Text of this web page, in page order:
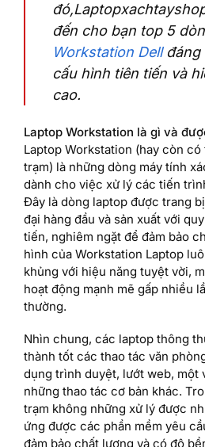
đến cho bạn top 5
Workstation Dellđáng
cấu hình tiên tiến và
cao.
Laptop Workstation là gì và
Laptop Workstation (hay còn
trạm) là những dòng máy tính
dành cho việc xử lý các tiến
Đây là dòng laptop được trang
đại hàng đầu và sản xuất với
tiến, nghiêm ngặt để đảm bảo
hình của Workstation Laptop
khủng với hiệu năng tuyệt vời,
hoạt động mạnh mẽ gấp nhiều
thường.
Nhìn chung, các laptop thông
thành tốt các thao tác văn
dụng trình duyệt, lướt web, một
những thao tác cơ bản khác.
trạm không những xử lý được
ứng được các phần mềm yêu
đảm bảo chất lượng và có độ